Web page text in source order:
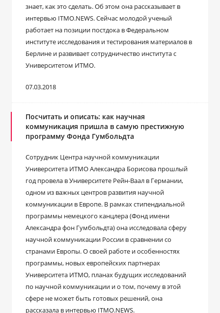
знает, как это сделать. Об этом она рассказывает в
интервью ITMO.NEWS. Сейчас молодой ученый
работает на позиции постдока в Федеральном
институте исследования и тестирования материалов в
Берлине и развивает сотрудничество института с
Университетом ИТМО.
07.03.2018
Посчитать и описать: как научная
коммуникация пришла в самую престижную
программу Фонда Гумбольдта
Сотрудник Центра научной коммуникации
Университета ИТМО Александра Борисова прошлый
год провела в Университете Рейн-Ваал в Германии,
одном из важных центров развития научной
коммуникации в Европе. В рамках стипендиальной
программы немецкого канцлера (Фонд имени
Александра фон Гумбольдта) она исследовала сферу
научной коммуникации России в сравнении со
странами Европы. О своей работе и особенностях
программы, новых европейских партнерах
Университета ИТМО, планах будущих исследований
по научной коммуникации и о том, почему в этой
сфере не может быть готовых решений, она
рассказала в интервью ITMO.NEWS.